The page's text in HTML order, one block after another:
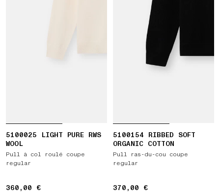
5100025 LIGHT PURE RWS
WOOL
Pull à col roulé coupe
regular
360,00 €
360,00 €
5100154 RIBBED SOFT
ORGANIC COTTON
Pull ras-du-cou coupe
regular
370,00 €
370,00 €